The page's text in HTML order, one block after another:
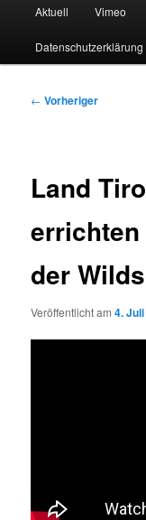
Aktuell Vimeo
Datenschutzerklärung
Beitragsnavigation
← Vorheriger
Land
der
Veröffentlicht am4.